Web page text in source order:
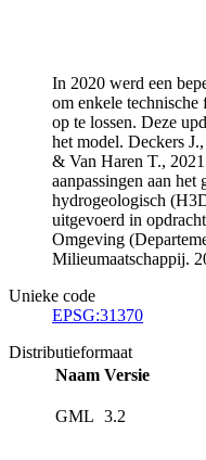
In 2020 werd een
om enkele technische
op te lossen. Deze
het model. Deckers
& Van Haren T.,
aanpassingen aan
hydrogeologisch
uitgevoerd in
Omgeving
Milieumaatschappij.
Unieke code
EPSG:31370
Distributieformaat
Naam Versie
GML 3.2